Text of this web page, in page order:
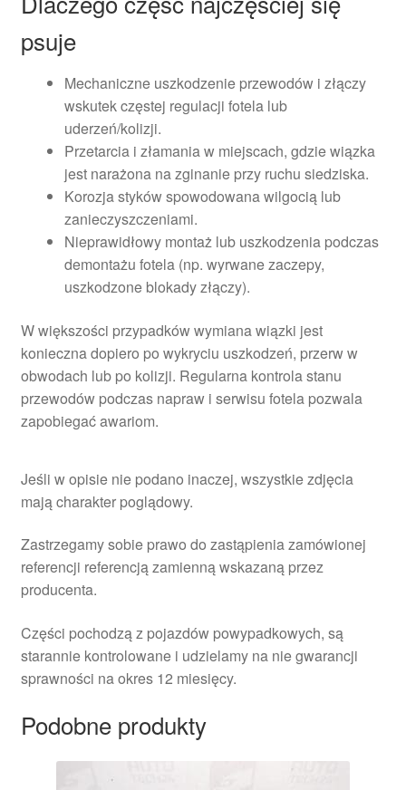
psuje
Mechaniczne uszkodzenie przewodów i złączy
wskutek częstej regulacji fotela lub
uderzeń/kolizji.
Przetarcia i złamania w miejscach, gdzie wiązka
jest narażona na zginanie przy ruchu siedziska.
Korozja styków spowodowana wilgocią lub
zanieczyszczeniami.
Nieprawidłowy montaż lub uszkodzenia podczas
demontażu fotela (np. wyrwane zaczepy,
uszkodzone blokady złączy).
W większości przypadków wymiana wiązki jest
konieczna dopiero po wykryciu uszkodzeń, przerw w
obwodach lub po kolizji. Regularna kontrola stanu
przewodów podczas napraw i serwisu fotela pozwala
zapobiegać awariom.
Jeśli w opisie nie podano inaczej, wszystkie zdjęcia
mają charakter poglądowy.
Zastrzegamy sobie prawo do zastąpienia zamówionej
referencji referencją zamienną wskazaną przez
producenta.
Części pochodzą z pojazdów powypadkowych, są
starannie kontrolowane i udzielamy na nie gwarancji
sprawności na okres 12 miesięcy.
Podobne produkty